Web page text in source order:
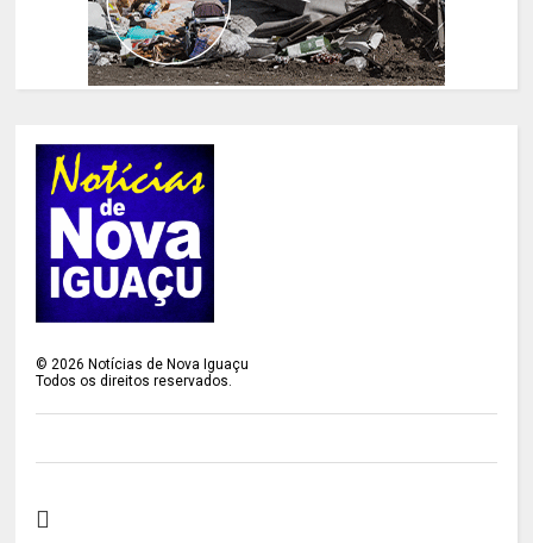
©2026 Notícias de Nova Iguaçu
Todos os direitos reservados.